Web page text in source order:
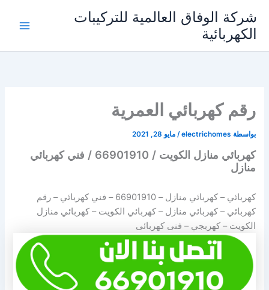
المحتوى
شركة الوفاق العالمية للتركيبات
الكهربائية
رقم كهربائي العمرية
بواسطة electrichomes
/مايو 28, 2021
كهربائي منازل الكويت / 66901910 / فني كهربائي
منازل
كهربائي – كهربائي منازل –66901910 – فني كهربائي – رقم
كهربائي – كهربائي منازل – كهربائي الكويت – كهربائي منازل
الكويت – كهربجي – فنى كهربائى